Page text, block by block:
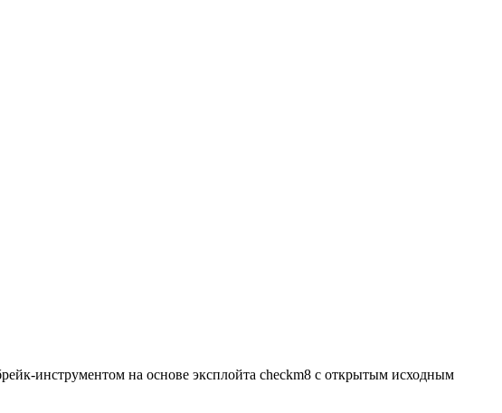
инструментом на основе эксплойта checkm8 с открытым исходным